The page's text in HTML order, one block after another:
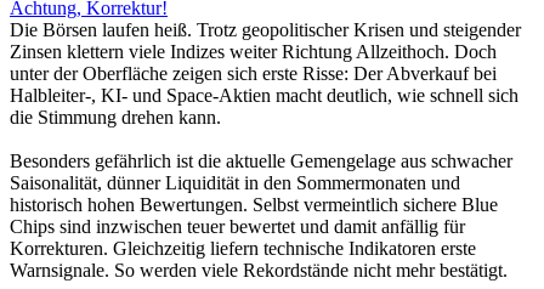
Achtung, Korrektur!
Die Börsen laufen heiß. Trotz geopolitischer Krisen und steigender
Zinsen klettern viele Indizes weiter Richtung Allzeithoch. Doch
unter der Oberfläche zeigen sich erste Risse: Der Abverkauf bei
Halbleiter-, KI- und Space-Aktien macht deutlich, wie schnell sich
die Stimmung drehen kann.
Besonders gefährlich ist die aktuelle Gemengelage aus schwacher
Saisonalität, dünner Liquidität in den Sommermonaten und
historisch hohen Bewertungen. Selbst vermeintlich sichere Blue
Chips sind inzwischen teuer bewertet und damit anfällig für
Korrekturen. Gleichzeitig liefern technische Indikatoren erste
Warnsignale. So werden viele Rekordstände nicht mehr bestätigt.